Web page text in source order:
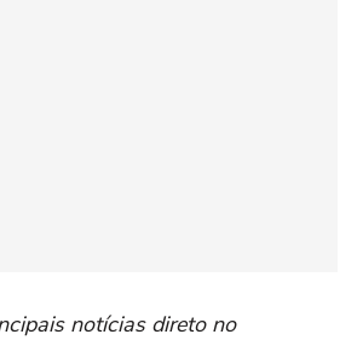
notícias direto no